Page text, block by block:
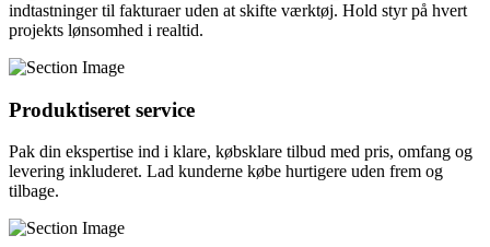
indtastninger til fakturaer uden at skifte værktøj. Hold styr på hvert
projekts lønsomhed i realtid.
Produktiseret service
Pak din ekspertise ind i klare, købsklare tilbud med pris, omfang og
levering inkluderet. Lad kunderne købe hurtigere uden frem og
tilbage.